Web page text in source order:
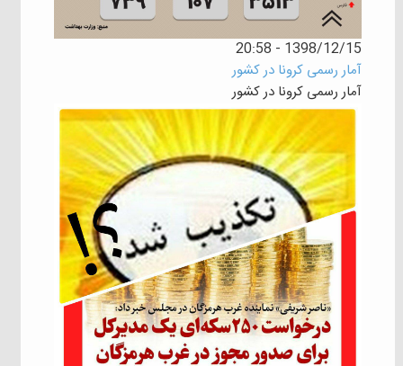
1398/12/15 - 20:58
آمار رسمی کرونا در کشور
آمار رسمی کرونا در کشور